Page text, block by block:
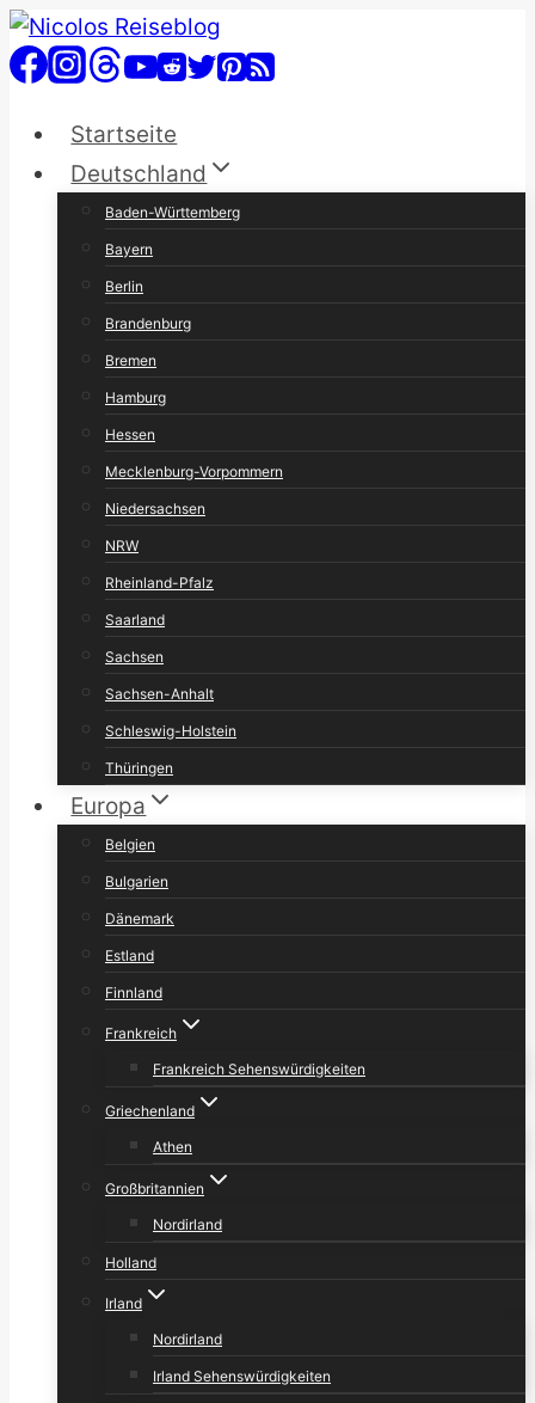
Zum
Inhalt
Startseite
Deutschland
Baden-Württemberg
Bayern
Berlin
Brandenburg
Bremen
Hamburg
Hessen
Mecklenburg-Vorpommern
Niedersachsen
NRW
Rheinland-Pfalz
Saarland
Sachsen
Sachsen-Anhalt
Schleswig-Holstein
Thüringen
Europa
Belgien
Bulgarien
Dänemark
Estland
Finnland
Frankreich
Frankreich Sehenswürdigkeiten
Griechenland
Athen
Großbritannien
Nordirland
Holland
Irland
Nordirland
Irland Sehenswürdigkeiten